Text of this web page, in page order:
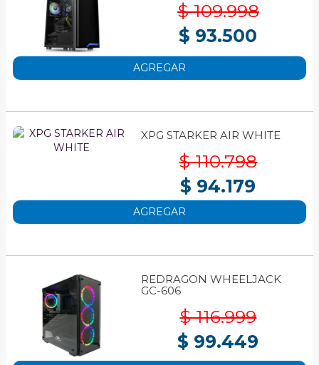
$ 109.998
$ 93.500
AGREGAR
XPG STARKER AIR WHITE
$ 110.798
$ 94.179
AGREGAR
REDRAGON WHEELJACK
GC-606
$ 116.999
$ 99.449